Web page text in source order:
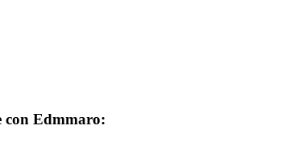
con Edmmaro: